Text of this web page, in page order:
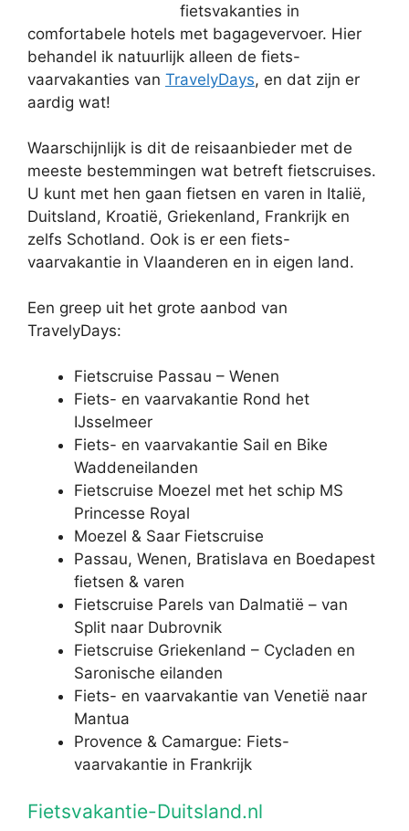
fietsvakanties in
comfortabele hotels met bagagevervoer. Hier
behandel ik natuurlijk alleen de fiets-
vaarvakanties van TravelyDays, en dat zijn er
aardig wat!
Waarschijnlijk is dit de reisaanbieder met de
meeste bestemmingen wat betreft fietscruises.
U kunt met hen gaan fietsen en varen in Italië,
Duitsland, Kroatië, Griekenland, Frankrijk en
zelfs Schotland. Ook is er een fiets-
vaarvakantie in Vlaanderen en in eigen land.
Een greep uit het grote aanbod van
TravelyDays:
Fietscruise Passau – Wenen
Fiets- en vaarvakantie Rond het
IJsselmeer
Fiets- en vaarvakantie Sail en Bike
Waddeneilanden
Fietscruise Moezel met het schip MS
Princesse Royal
Moezel & Saar Fietscruise
Passau, Wenen, Bratislava en Boedapest
fietsen & varen
Fietscruise Parels van Dalmatië – van
Split naar Dubrovnik
Fietscruise Griekenland – Cycladen en
Saronische eilanden
Fiets- en vaarvakantie van Venetië naar
Mantua
Provence & Camargue: Fiets-
vaarvakantie in Frankrijk
Fietsvakantie-Duitsland.nl